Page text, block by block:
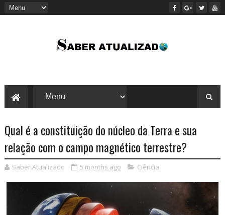
Qual é a constituição do núcleo da Terra e sua
relação com o campo magnético terrestre?
Saber Atualizado 5 months ago Ciência